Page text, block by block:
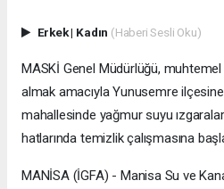
Erkek| Kadın (Haberi Sesli Oku)
MASKİ Genel Müdürlüğü, muhtemel
almak amacıyla Yunusemre
mahallesinde yağmur suyu
hatlarında temizlik çalışmasına
MANİSA (İGFA) - Manisa Su ve